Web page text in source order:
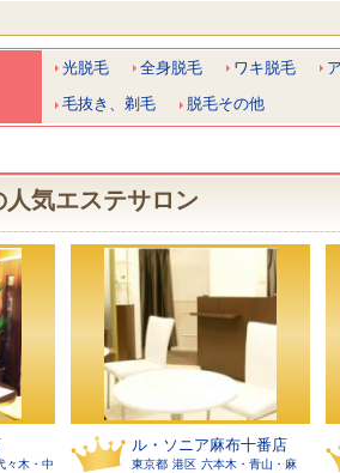
光脱毛 全身脱毛 ワキ脱毛
毛抜き、剃毛 脱毛その他
気エステサロン
々木・中
ル・ソニア麻布十番店
東京都 港区 六本木・青山・麻